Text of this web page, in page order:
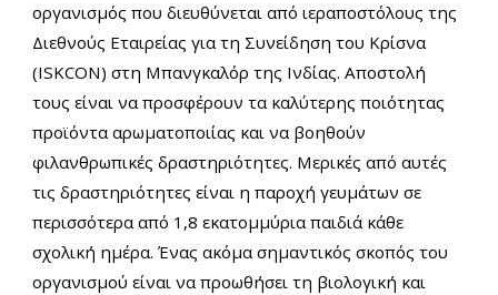
οργανισμός που διευθύνεται από ιεραποστόλους της
Διεθνούς Εταιρείας για τη Συνείδηση ​​του Κρίσνα
(ISKCON) στη Μπανγκαλόρ της Ινδίας. Αποστολή
τους είναι να προσφέρουν τα καλύτερης ποιότητας
προϊόντα αρωματοποιίας και να βοηθούν
φιλανθρωπικές δραστηριότητες. Μερικές από αυτές
τις δραστηριότητες είναι η παροχή γευμάτων σε
περισσότερα από 1,8 εκατομμύρια παιδιά κάθε
σχολική ημέρα. Ένας ακόμα σημαντικός σκοπός του
οργανισμού είναι να προωθήσει τη βιολογική και